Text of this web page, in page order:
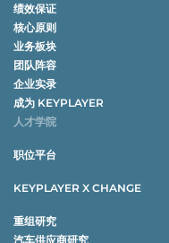
绩效保证
核心原则
业务板块
团队阵容
企业实录
成为 KEYPLAYER
人才学院
职位平台
KEYPLAYER X CHANGE
重组研究
汽车供应商研究